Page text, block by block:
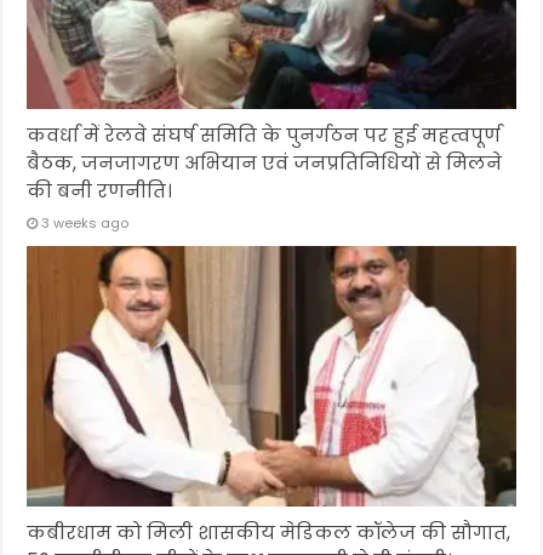
कवर्धा में रेलवे संघर्ष समिति के पुनर्गठन पर हुई महत्वपूर्ण
बैठक, जनजागरण अभियान एवं जनप्रतिनिधियों से मिलने
की बनी रणनीति।
3 weeks ago
कबीरधाम को मिली शासकीय मेडिकल कॉलेज की सौगात,